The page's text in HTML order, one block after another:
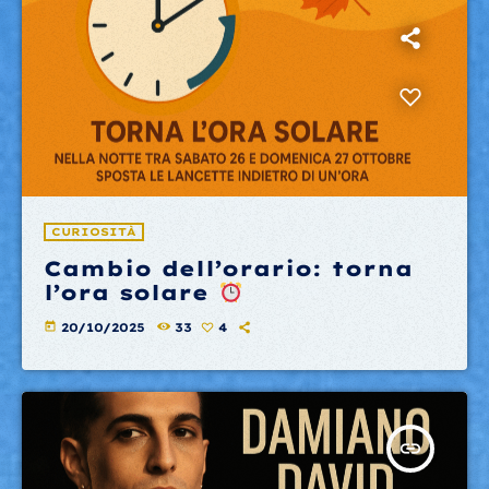
CURIOSITÀ
Cambio dell’orario: torna
l’ora solare
today 20/10/2025 33 4
insert_link